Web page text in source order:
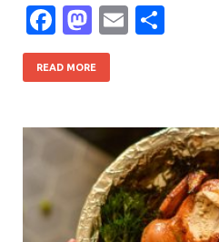
F
ac
e
o
o
M
as
to
o
n
E
READ MORE